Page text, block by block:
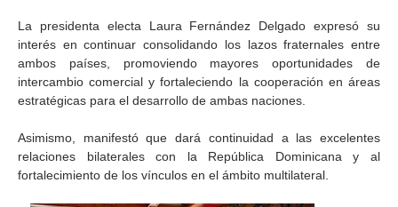
La presidenta electa Laura Fernández Delgado expresó su
interés en continuar consolidando los lazos fraternales entre
ambos países, promoviendo mayores oportunidades de
intercambio comercial y fortaleciendo la cooperación en áreas
estratégicas para el desarrollo de ambas naciones.
Asimismo, manifestó que dará continuidad a las excelentes
relaciones bilaterales con la República Dominicana y al
fortalecimiento de los vínculos en el ámbito multilateral.